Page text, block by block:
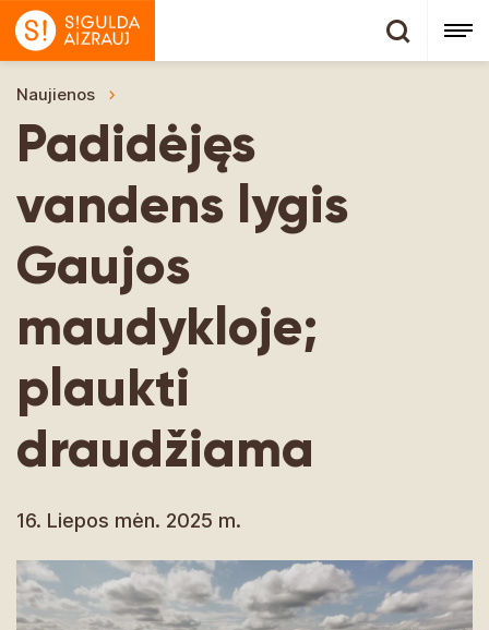
Naujienos
Padidėjęs
vandens lygis
Gaujos
maudykloje;
plaukti
draudžiama
16. Liepos mėn. 2025 m.